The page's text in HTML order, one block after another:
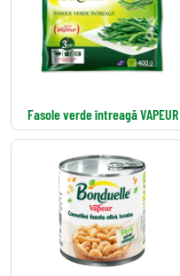
Fasole verde întreagă VAPEUR